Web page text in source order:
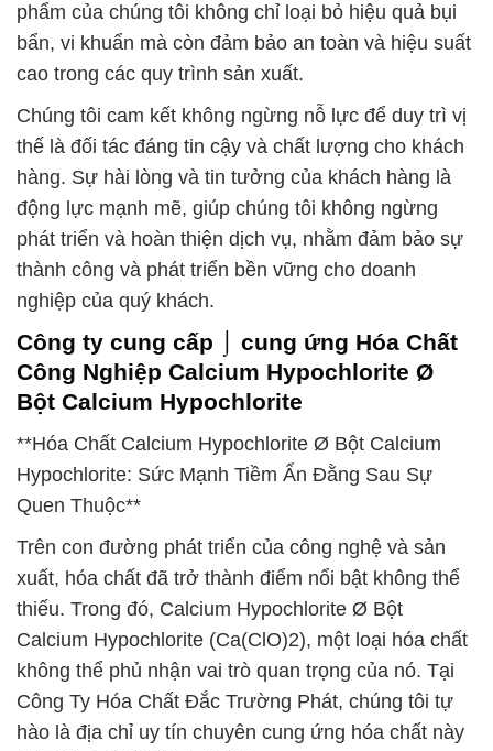
phẩm của chúng tôi không chỉ loại bỏ hiệu quả bụi
bẩn, vi khuẩn mà còn đảm bảo an toàn và hiệu suất
cao trong các quy trình sản xuất.
Chúng tôi cam kết không ngừng nỗ lực để duy trì vị
thế là đối tác đáng tin cậy và chất lượng cho khách
hàng. Sự hài lòng và tin tưởng của khách hàng là
động lực mạnh mẽ, giúp chúng tôi không ngừng
phát triển và hoàn thiện dịch vụ, nhằm đảm bảo sự
thành công và phát triển bền vững cho doanh
nghiệp của quý khách.
Công ty cung cấp ⌡ cung ứng Hóa Chất
Công Nghiệp Calcium Hypochlorite Ø
Bột Calcium Hypochlorite
**Hóa Chất Calcium Hypochlorite Ø Bột Calcium
Hypochlorite: Sức Mạnh Tiềm Ẩn Đằng Sau Sự
Quen Thuộc**
Trên con đường phát triển của công nghệ và sản
xuất, hóa chất đã trở thành điểm nổi bật không thể
thiếu. Trong đó, Calcium Hypochlorite Ø Bột
Calcium Hypochlorite (Ca(ClO)2), một loại hóa chất
không thể phủ nhận vai trò quan trọng của nó. Tại
Công Ty Hóa Chất Đắc Trường Phát, chúng tôi tự
hào là địa chỉ uy tín chuyên cung ứng hóa chất này